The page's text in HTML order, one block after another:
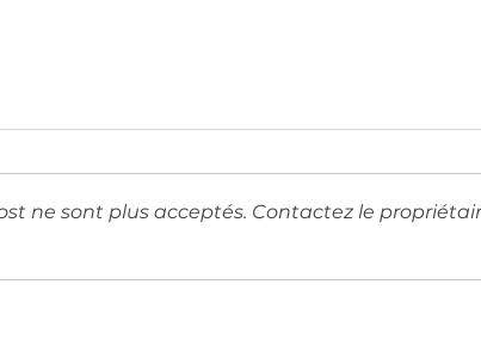
ne sont plus acceptés. Contactez le